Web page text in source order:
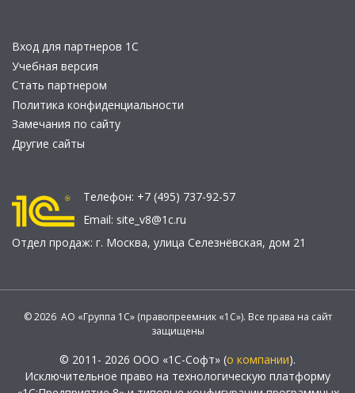
Вход для партнеров 1С
Учебная версия
Стать партнером
Политика конфиденциальности
Замечания по сайту
Другие сайты
Телефон: +7 (495) 737-92-57
Email: site_v8@1c.ru
Отдел продаж: г. Москва, улица Селезнёвская, дом 21
© 2026 АО «Группа 1С» (правопреемник «1С»). Все права на сайт
защищены
© 2011- 2026 ООО «1С-Софт» (о компании).
Исключительное право на технологическую платформу